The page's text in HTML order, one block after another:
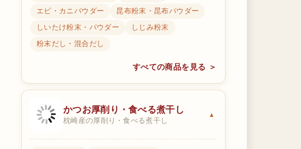
エビ・カニパウダー
昆布粉末・昆布パウダー
しいたけ粉末・パウダー
しじみ粉末
粉末だし・混合だし
すべての商品を見る ＞
かつお厚削り・食べる煮干し
枕崎産の厚削り・食べる煮干し